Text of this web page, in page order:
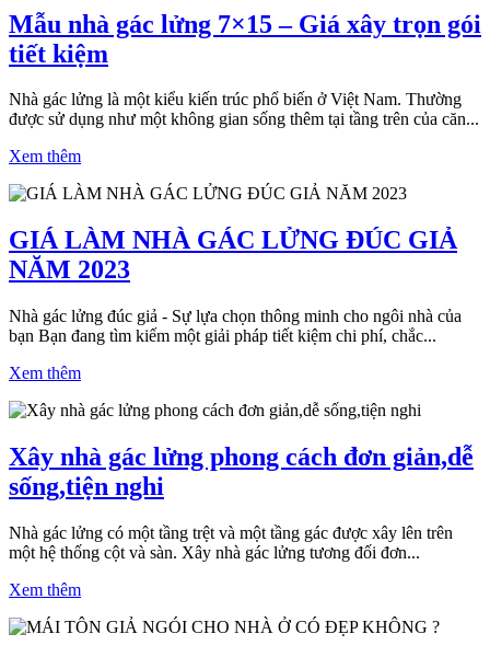
Mẫu nhà gác lửng 7×15 – Giá xây trọn gói
tiết kiệm
Nhà gác lửng là một kiểu kiến trúc phổ biến ở Việt Nam. Thường
được sử dụng như một không gian sống thêm tại tầng trên của căn...
Xem thêm
GIÁ LÀM NHÀ GÁC LỬNG ĐÚC GIẢ
NĂM 2023
Nhà gác lửng đúc giả - Sự lựa chọn thông minh cho ngôi nhà của
bạn Bạn đang tìm kiếm một giải pháp tiết kiệm chi phí, chắc...
Xem thêm
Xây nhà gác lửng phong cách đơn giản,dễ
sống,tiện nghi
Nhà gác lửng có một tầng trệt và một tầng gác được xây lên trên
một hệ thống cột và sàn. Xây nhà gác lửng tương đối đơn...
Xem thêm